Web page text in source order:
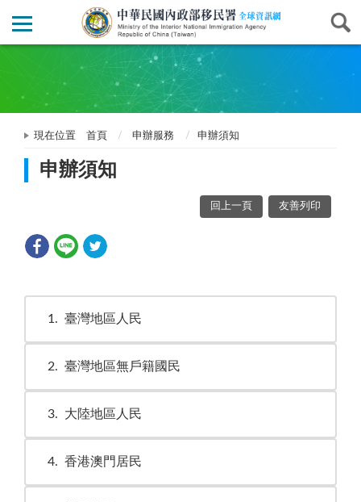
現在位置 首頁 申辦服務 申辦須知
申辦須知
回上一頁 友善列印
1 臺灣地區人民
2 臺灣地區無戶籍國民
3 大陸地區人民
4 香港澳門居民